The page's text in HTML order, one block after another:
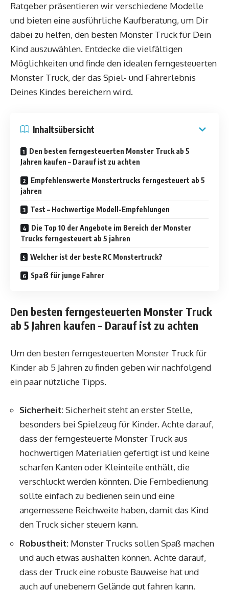
Ratgeber präsentieren wir verschiedene Modelle
und bieten eine ausführliche Kaufberatung, um Dir
dabei zu helfen, den besten Monster Truck für Dein
Kind auszuwählen. Entdecke die vielfältigen
Möglichkeiten und finde den idealen ferngesteuerten
Monster Truck, der das Spiel- und Fahrerlebnis
Deines Kindes bereichern wird.
Inhaltsübersicht
Den besten ferngesteuerten Monster Truck ab 5
Jahren kaufen – Darauf ist zu achten
Empfehlenswerte Monstertrucks ferngesteuert ab 5
jahren
Test – Hochwertige Modell-Empfehlungen
Die Top 10 der Angebote im Bereich der Monster
Trucks ferngesteuert ab 5 jahren
Welcher ist der beste RC Monstertruck?
Spaß für junge Fahrer
Den besten ferngesteuerten Monster Truck
ab 5 Jahren kaufen – Darauf ist zu achten
Um den besten ferngesteuerten Monster Truck für
Kinder ab 5 Jahren zu finden geben wir nachfolgend
ein paar nützliche Tipps.
Sicherheit:Sicherheit steht an erster Stelle,
besonders bei Spielzeug für Kinder. Achte darauf,
dass der ferngesteuerte Monster Truck aus
hochwertigen Materialien gefertigt ist und keine
scharfen Kanten oder Kleinteile enthält, die
verschluckt werden könnten. Die Fernbedienung
sollte einfach zu bedienen sein und eine
angemessene Reichweite haben, damit das Kind
den Truck sicher steuern kann.
Robustheit: Monster Trucks sollen Spaß machen
und auch etwas aushalten können. Achte darauf,
dass der Truck eine robuste Bauweise hat und
auch auf unebenem Gelände gut fahren kann.